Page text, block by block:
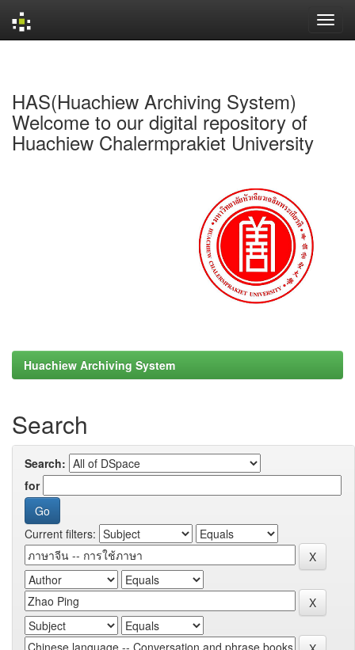
HAS(Huachiew Archiving System)
Welcome to our digital repository of
Huachiew Chalermprakiet University
Huachiew Archiving System
Search
Search:
for
Current filters: